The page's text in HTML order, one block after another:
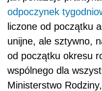
odpoczynek
liczone od początku
unijne, ale sztywno,
od początku okresu
wspólnego dla
Ministerstwo